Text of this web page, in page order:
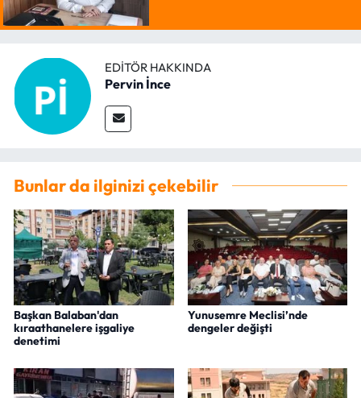
EDITÖR HAKKINDA
Pervin İnce
Bunlar da ilginizi çekebilir
Başkan Balaban'dan
kıraathanelere işgaliye
denetimi
Yunusemre Meclisi’nde
dengeler değişti